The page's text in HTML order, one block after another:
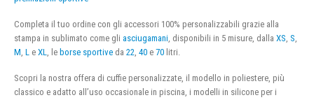
Completa il tuo ordine con gli accessori 100% personalizzabili grazie alla
stampa in sublimato come gli asciugamani , disponibili in 5 misure, dalla XS S
M L e XL , le borse sportive da 22 40 e 70 litri.
Scopri la nostra offera di cuffie personalizzate, il modello in poliestere, più
classico e adatto all’uso occasionale in piscina, i modelli in silicone per i